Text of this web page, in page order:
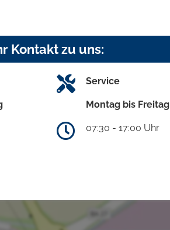
Kontakt zu uns:
Service
Montag bis Freitag
07:30 - 17:00 Uhr